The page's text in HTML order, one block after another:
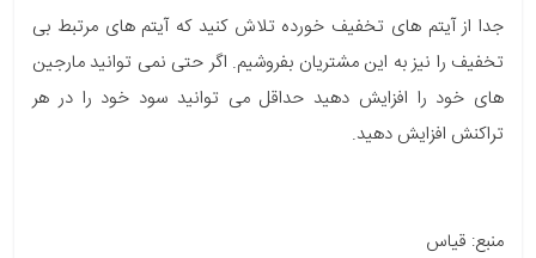
جدا از آیتم های تخفیف خورده تلاش کنید که آیتم های مرتبط بی
تخفیف را نیز به این مشتریان بفروشیم. اگر حتی نمی توانید مارجین
های خود را افزایش دهید حداقل می توانید سود خود را در هر
تراکنش افزایش دهید.
منبع: قیاس